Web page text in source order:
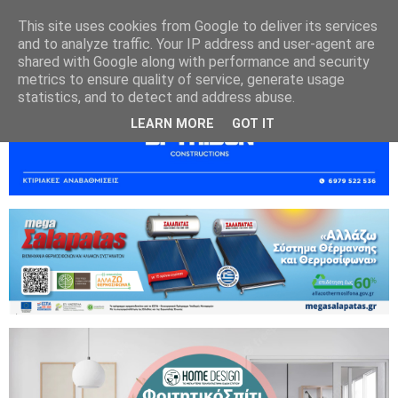
This site uses cookies from Google to deliver its services
and to analyze traffic. Your IP address and user-agent are
shared with Google along with performance and security
metrics to ensure quality of service, generate usage
statistics, and to detect and address abuse.
LEARN MORE GOT IT